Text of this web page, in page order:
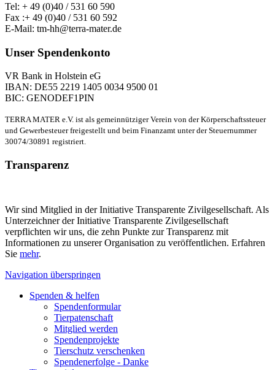
Tel: + 49 (0)40 / 531 60 590
Fax :+ 49 (0)40 / 531 60 592
E-Mail: tm-hh@terra-mater.de
Unser Spendenkonto
VR Bank in Holstein eG
IBAN: DE55 2219 1405 0034 9500 01
BIC: GENODEF1PIN
TERRA MATER e.V. ist als gemeinnütziger Verein von der Körperschaftssteuer
und Gewerbesteuer freigestellt und beim Finanzamt unter der Steuernummer
30074/30891 registriert.
Transparenz
Wir sind Mitglied in der Initiative Transparente Zivilgesellschaft. Als
Unterzeichner der Initiative Transparente Zivilgesellschaft
verpflichten wir uns, die zehn Punkte zur Transparenz mit
Informationen zu unserer Organisation zu veröffentlichen. Erfahren
Sie mehr.
Navigation überspringen
Spenden & helfen
Spendenformular
Tierpatenschaft
Mitglied werden
Spendenprojekte
Tierschutz verschenken
Spendenerfolge - Danke